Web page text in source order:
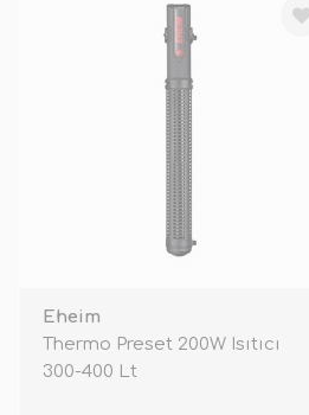
Eheim
Thermo Preset 200W Isıtıcı
300-400 Lt